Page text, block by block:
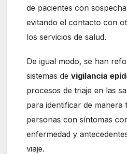
de pacientes con
evitando el contacto con
los servicios de salud.
De igual modo, se han
sistemas de vigilancia
procesos de triaje en las
para identificar de manera
personas con síntomas
enfermedad y
viaje.